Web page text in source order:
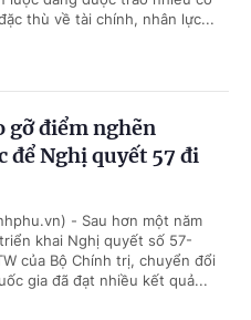
thù về tài chính, nhân lực...
gỡ điểm nghẽn
để Nghị quyết 57 đi
- Sau hơn một năm
khai Nghị quyết số 57-
của Bộ Chính trị, chuyển đổi
gia đã đạt nhiều kết quả...